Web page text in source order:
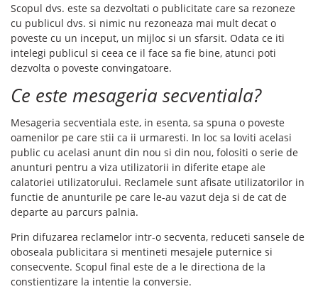
Scopul dvs. este sa dezvoltati o publicitate care sa rezoneze
cu publicul dvs. si nimic nu rezoneaza mai mult decat o
poveste cu un inceput, un mijloc si un sfarsit. Odata ce iti
intelegi publicul si ceea ce il face sa fie bine, atunci poti
dezvolta o poveste convingatoare.
Ce este mesageria secventiala?
Mesageria secventiala este, in esenta, sa spuna o poveste
oamenilor pe care stii ca ii urmaresti. In loc sa loviti acelasi
public cu acelasi anunt din nou si din nou, folositi o serie de
anunturi pentru a viza utilizatorii in diferite etape ale
calatoriei utilizatorului. Reclamele sunt afisate utilizatorilor in
functie de anunturile pe care le-au vazut deja si de cat de
departe au parcurs palnia.
Prin difuzarea reclamelor intr-o secventa, reduceti sansele de
oboseala publicitara si mentineti mesajele puternice si
consecvente. Scopul final este de a le directiona de la
constientizare la intentie la conversie.